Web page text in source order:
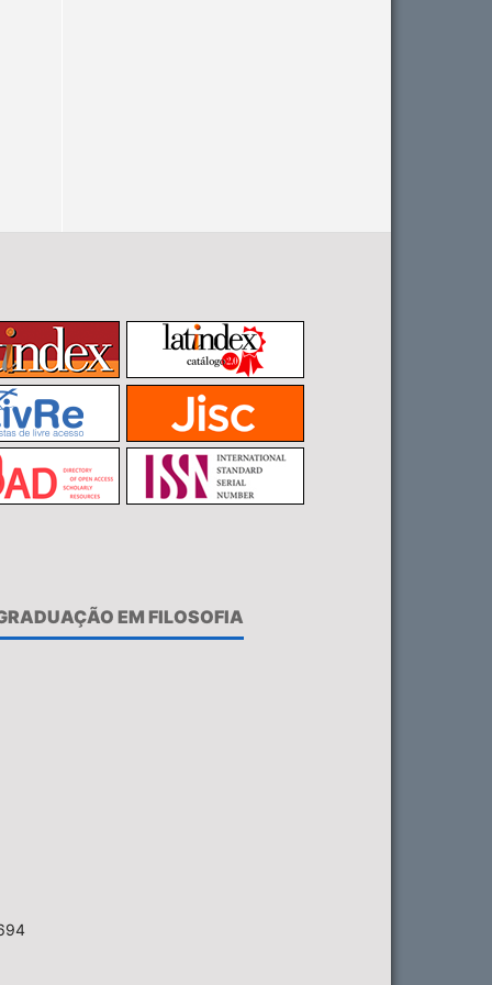
EM FILOSOFIA